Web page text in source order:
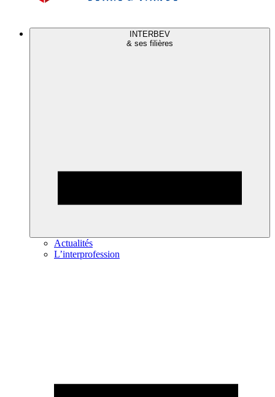
INTERBEV
& ses filières
Actualités
L’interprofession